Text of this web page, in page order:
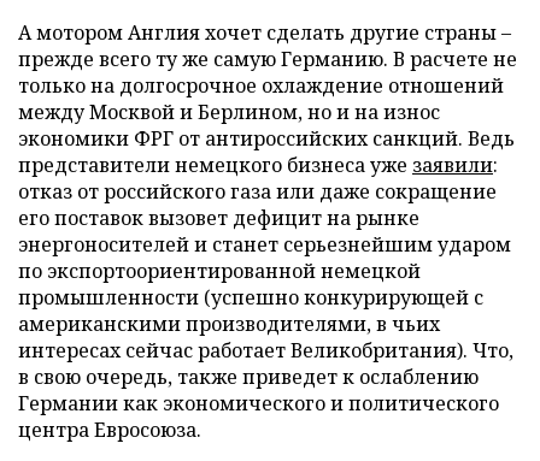
А мотором Англия хочет сделать другие страны –
прежде всего ту же самую Германию. В расчете не
только на долгосрочное охлаждение отношений
между Москвой и Берлином, но и на износ
экономики ФРГ от антироссийских санкций. Ведь
представители немецкого бизнеса уже заявили:
отказ от российского газа или даже сокращение
его поставок вызовет дефицит на рынке
энергоносителей и станет серьезнейшим ударом
по экспортоориентированной немецкой
промышленности (успешно конкурирующей с
американскими производителями, в чьих
интересах сейчас работает Великобритания). Что,
в свою очередь, также приведет к ослаблению
Германии как экономического и политического
центра Евросоюза.